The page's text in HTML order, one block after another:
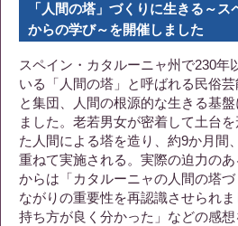
「人間の塔」づくりに生きる～
からの学び～を開催しました
スペイン・カタルーニャ州で230年
いる「人間の塔」と呼ばれる民俗
と集団、人間の根源的な生きる基
ました。老若男女が密着して土台
た人間による塔を造り、約9か月間
重ねて実施される。実際の迫力の
からは「カタルーニャの人間の塔
ながりの重要性を再認識させられ
持ち方が良く分かった」などの感想